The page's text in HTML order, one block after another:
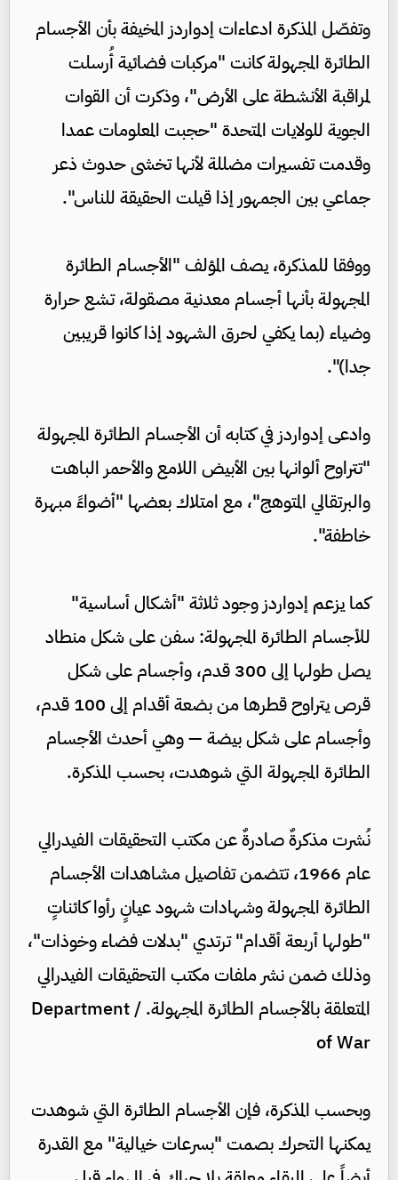
وتفصّل المذكرة ادعاءات إدواردز المخيفة بأن الأجسام
الطائرة المجهولة كانت "مركبات فضائية أُرسلت
لمراقبة الأنشطة على الأرض"، وذكرت أن القوات
الجوية للولايات المتحدة "حجبت المعلومات عمدا
وقدمت تفسيرات مضللة لأنها تخشى حدوث ذعر
جماعي بين الجمهور إذا قيلت الحقيقة للناس".
ووفقا للمذكرة، يصف المؤلف "الأجسام الطائرة
المجهولة بأنها أجسام معدنية مصقولة، تشع حرارة
وضياء (بما يكفي لحرق الشهود إذا كانوا قريبين
جدا)".
وادعى إدواردز في كتابه أن الأجسام الطائرة المجهولة
"تتراوح ألوانها بين الأبيض اللامع والأحمر الباهت
والبرتقالي المتوهج"، مع امتلاك بعضها "أضواءً مبهرة
خاطفة".
كما يزعم إدواردز وجود ثلاثة "أشكال أساسية"
للأجسام الطائرة المجهولة: سفن على شكل منطاد
يصل طولها إلى 300 قدم، وأجسام على شكل
قرص يتراوح قطرها من بضعة أقدام إلى 100 قدم،
وأجسام على شكل بيضة — وهي أحدث الأجسام
الطائرة المجهولة التي شوهدت، بحسب المذكرة.
نُشرت مذكرةٌ صادرةٌ عن مكتب التحقيقات الفيدرالي
عام 1966، تتضمن تفاصيل مشاهدات الأجسام
الطائرة المجهولة وشهادات شهود عيانٍ رأوا كائناتٍ
"طولها أربعة أقدام" ترتدي "بدلات فضاء وخوذات"،
وذلك ضمن نشر ملفات مكتب التحقيقات الفيدرالي
المتعلقة بالأجسام الطائرة المجهولة. / Department
of War
وبحسب المذكرة، فإن الأجسام الطائرة التي شوهدت
يمكنها التحرك بصمت "بسرعات خيالية" مع القدرة